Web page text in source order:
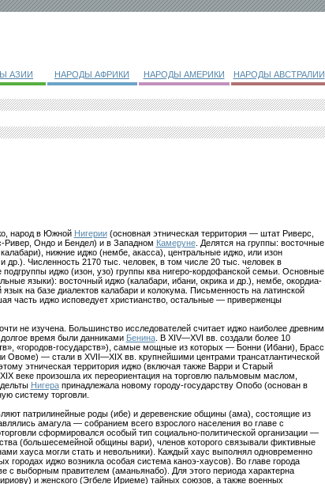
АЗИИ НАРОДЫ АФРИКИ НАРОДЫ АМЕРИКИ НАРОДЫ АВСТРАЛИИ
народ в Южной Нигерии(основная этническая территория — штат Риверс,
Ривер, Ондо и Бендел) и в Западном Камеруне. Делятся на группы: восточные
нижние иджо (нембе, акасса), центральные иджо, или изон
др.). Численность 2170 тыс. человек, в том числе 20 тыс. человек в
подгруппы иджо (изон, узо) группы ква нигеро-кордофанской семьи. Основные
языки): восточный иджо (калабари, ибани, окрика и др.), нембе, окордиа-
на базе диалектов калабари и колокума. Письменность на латинской
часть иджо исповедует христианство, остальные — приверженцы
не изучена. Большинство исследователей считает иджо наиболее древним
время были данниками Бенина. В XIV—XVI вв. создали более 10
«городов-государств»), самые мощные из которых — Бонни (Ибани), Брасс
— стали в XVII—XIX вв. крупнейшими центрами трансатлантической
этническая территория иджо (включая также Варри и Старый
веке произошла их переориентация на торговлю пальмовым маслом,
Нигерапринадлежала новому городу-государству Опобо (основан в
систему торговли.
патрилинейные роды (ибе) и деревенские общины (ама), состоящие из
амагула — собранием всего взрослого населения во главе с
сформировался особый тип социально-политической организации —
(большесемейной общины вари), членов которого связывали фиктивные
хауса могли стать и невольники). Каждый хаус выполнял одновременно
городах иджо возникла особая система каноэ-хаусов). Во главе города
с выборным правителем (аманьянабо). Для этого периода характерна
и женского (Эгбеле Ириеме) тайных союзов, а также военных